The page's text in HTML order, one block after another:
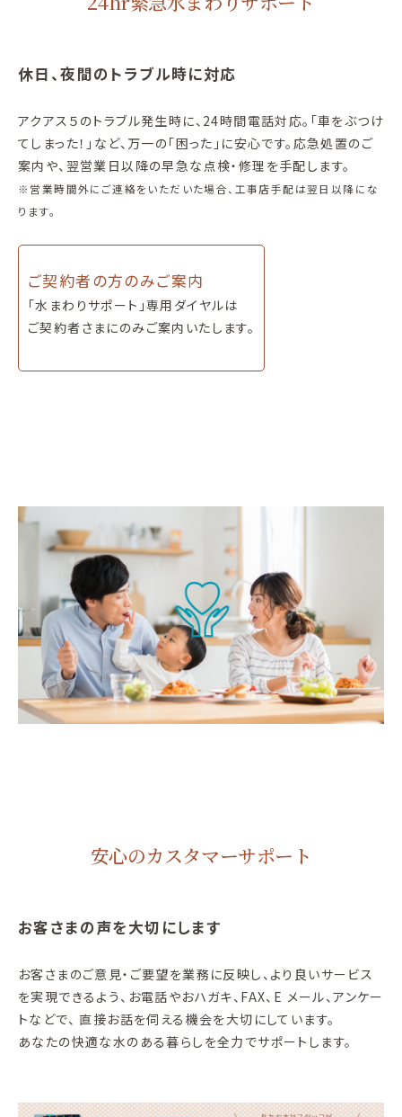
休日、夜間のトラブル時に対応
アクアス５のトラブル発生時に、24時間電話対応。「車をぶつけ
てしまった！」など、万一の「困った」に安心です。応急処置のご
案内や、翌営業日以降の早急な点検・修理を手配します。
※営業時間外にご連絡をいただいた場合、工事店手配は翌日以降にな
ります。
ご契約者の方のみご案内
「水まわりサポート」専用ダイヤルは
ご契約者さまにのみご案内いたします。
安心のカスタマーサポート
お客さまの声を大切にします
お客さまのご意見・ご要望を業務に反映し、より良いサービス
を実現できるよう、お電話やおハガキ、FAX、E メール、アンケー
トなどで、 直接お話を伺える機会を大切にしています。
あなたの快適な水のある暮らしを全力でサポートします。